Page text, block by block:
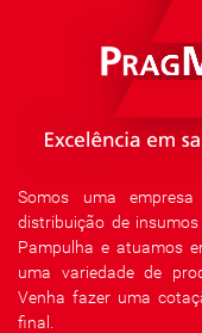
Somos uma
distribuição de
Pampulha e atuamos
uma variedade de
Venha fazer uma
final.